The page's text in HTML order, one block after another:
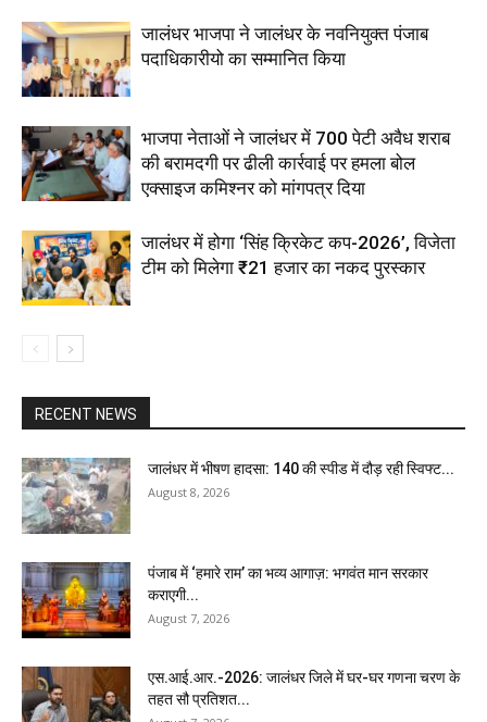
जालंधर भाजपा ने जालंधर के नवनियुक्त पंजाब
पदाधिकारीयो का सम्मानित किया
भाजपा नेताओं ने जालंधर में 700 पेटी अवैध शराब
की बरामदगी पर ढीली कार्रवाई पर हमला बोल
एक्साइज कमिश्नर को मांगपत्र दिया
जालंधर में होगा ‘सिंह क्रिकेट कप-2026’, विजेता
टीम को मिलेगा ₹21 हजार का नकद पुरस्कार
RECENT NEWS
जालंधर में भीषण हादसा: 140 की स्पीड में दौड़ रही स्विफ्ट...
August 8, 2026
पंजाब में ‘हमारे राम’ का भव्य आगाज़: भगवंत मान सरकार
कराएगी...
August 7, 2026
एस.आई.आर.-2026: जालंधर जिले में घर-घर गणना चरण के
तहत सौ प्रतिशत...